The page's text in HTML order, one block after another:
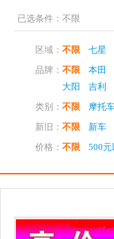
已选条件： 不限
区域： 不限 七星
品牌： 不限 本田
大阳
吉利
类别： 不限 摩托
新旧： 不限 新车
价格： 不限 500元